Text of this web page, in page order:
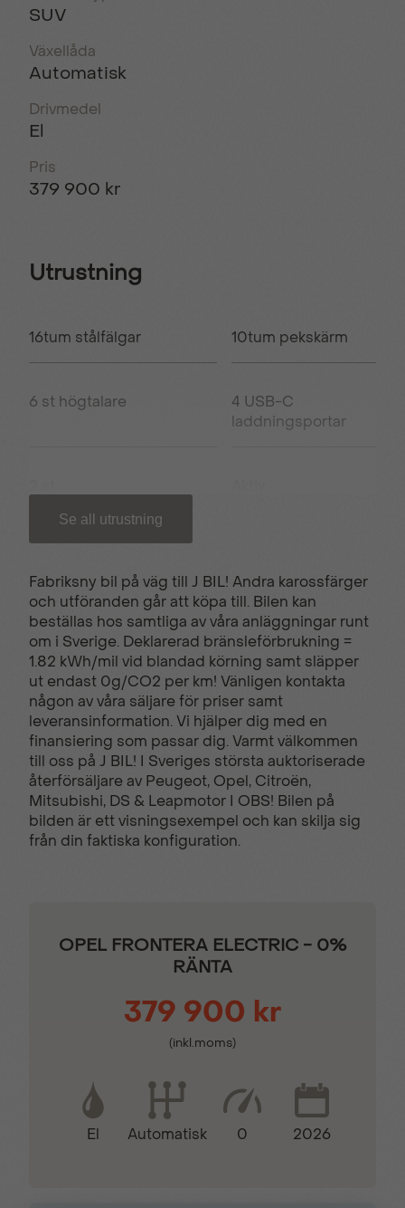
SUV
Växellåda
Automatisk
Drivmedel
El
Pris
379 900 kr
Utrustning
16tum stålfälgar 10tum pekskärm
6 st högtalare
4 USB-C
laddningsportar
Autobrom
Automatisk
aircondition
Backkamera
Bältespåminnare
bak
Bältespåminnare fram Dimljus bak
Elektrisk parkeringsbroms Farthållare
Fjärrstyrt centrallås
Fällbara
ytterbackspeglar
Hastighetsbegränsare Inbyggd navigation
Se all utrustning
Fabriksny bil på väg till J BIL! Andra karossfärger
och utföranden går att köpa till. Bilen kan
beställas hos samtliga av våra anläggningar runt
om i Sverige. Deklarerad bränsleförbrukning =
1.82 kWh/mil vid blandad körning samt släpper
ut endast 0g/CO2 per km! Vänligen kontakta
någon av våra säljare för priser samt
leveransinformation. Vi hjälper dig med en
finansiering som passar dig. Varmt välkommen
till oss på J BIL! I Sveriges största auktoriserade
återförsäljare av Peugeot, Opel, Citroën,
Mitsubishi, DS & Leapmotor I OBS! Bilen på
bilden är ett visningsexempel och kan skilja sig
från din faktiska konfiguration.
OPEL FRONTERA ELECTRIC - 0%
RÄNTA
379 900 kr
(inkl.moms)
El Automatisk 0 2026